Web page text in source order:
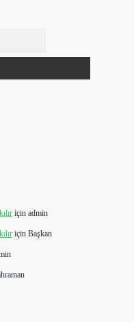
için admin
için Başkan